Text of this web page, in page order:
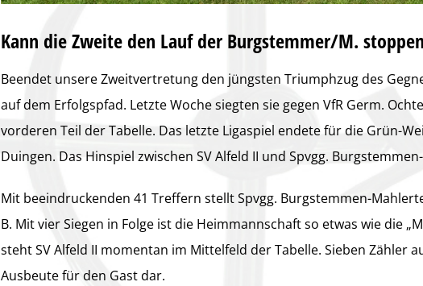
Kann die Zweite den Lauf der Burgstemmer/M.
Beendet unsere Zweitvertretung den jüngsten Triumphzug des
auf dem Erfolgspfad. Letzte Woche siegten sie gegen VfR Germ.
vorderen Teil der Tabelle. Das letzte Ligaspiel endete für die Grün-
Duingen. Das Hinspiel zwischen SV Alfeld II und Spvgg.
Mit beeindruckenden 41 Treffern stellt Spvgg. Burgstemmen-
B. Mit vier Siegen in Folge ist die Heimmannschaft so etwas wie die
steht SV Alfeld II momentan im Mittelfeld der Tabelle. Sieben Zähler
Ausbeute für den Gast dar.